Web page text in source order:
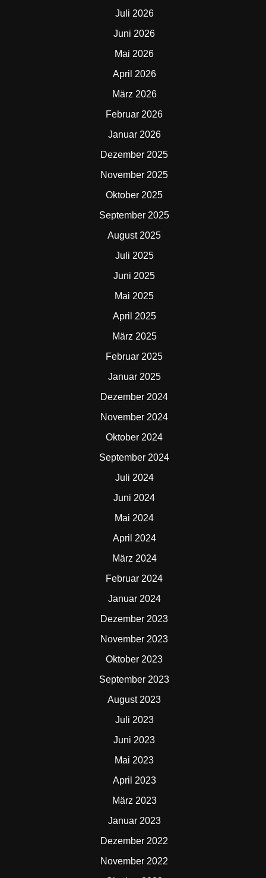
Juli 2026
Juni 2026
Mai 2026
April 2026
März 2026
Februar 2026
Januar 2026
Dezember 2025
November 2025
Oktober 2025
September 2025
August 2025
Juli 2025
Juni 2025
Mai 2025
April 2025
März 2025
Februar 2025
Januar 2025
Dezember 2024
November 2024
Oktober 2024
September 2024
Juli 2024
Juni 2024
Mai 2024
April 2024
März 2024
Februar 2024
Januar 2024
Dezember 2023
November 2023
Oktober 2023
September 2023
August 2023
Juli 2023
Juni 2023
Mai 2023
April 2023
März 2023
Januar 2023
Dezember 2022
November 2022